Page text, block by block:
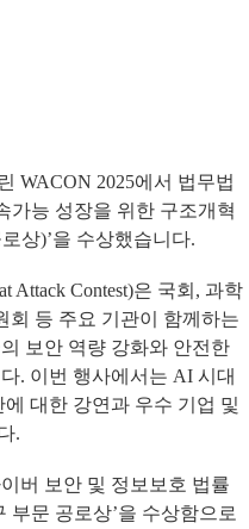
WACON 2025에서 법무법
가능 성장을 위한 구조개혁
상)’을 수상했습니다.
Attack Contest)은 국회, 과학
회 등 주요 기관이 함께하는
보안 역량 강화와 안전한
. 이번 행사에서는 AI 시대
대한 강연과 우수 기업 및
.
버 보안 및 정보보호 법률
부문 공로상’을 수상함으로